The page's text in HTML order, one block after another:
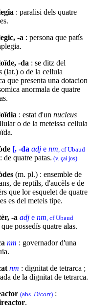
: paralisi dels quatre
-a : persona que patís
-da : se ditz del
(lat.) o de la cellula
que presenta una dotacion
anormala de quatre
: estat d'un nucleus
o de la meteissa cellula
[, -da adj e nm, cf Ubaud
: de quatre patas. (v. çai jos)
(m. pl.) : ensemble de
de reptils, d'aucèls e de
que lor esquelet de quatre
es del meteis tipe.
-a adj e nm, cf Ubaud
que possedís quatre alas.
nm : governador d'una
nm : dignitat de tetrarca ;
de la dignitat de tetrarca.
(abs. Dicort) :
.